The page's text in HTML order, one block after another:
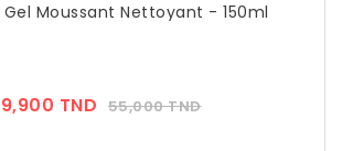
Moussant Nettoyant - 150ml
TND Prix
55,000 TNDPrix